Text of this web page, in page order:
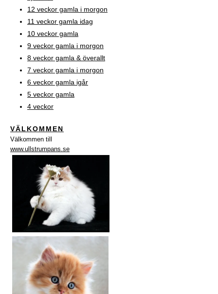
12 veckor gamla i morgon
11 veckor gamla idag
10 veckor gamla
9 veckor gamla i morgon
8 veckor gamla & överallt
7 veckor gamla i morgon
6 veckor gamla igår
5 veckor gamla
4 veckor
VÄLKOMMEN
Välkommen till
www.ullstrumpans.se